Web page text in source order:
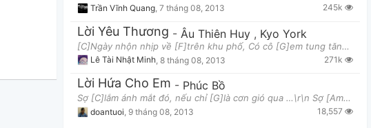
Trần Vĩnh Quang 7 tháng 08, 2013 245k
Lời Yêu Thương - Âu Thiên Huy , Kyo York
[C]Ngày nhộn nhịp về [F]trên khu phố, Có cô [G]em tung tăng, đôi môi [C]cười hoa thắm. [C]Và mặt t
Lê Tài Nhật Minh 8 tháng 08, 2013 271k
Lời Hứa Cho Em - Phúc Bồ
Sợ [C]lắm ánh mắt đó, nếu chỉ [G]là cơn gió qua …\r\n Sợ [Am]lắm nhữg nỗi nhớ theo [Em]từg đêm …\r\
doantuoi, 9 tháng 08, 2013 18,557